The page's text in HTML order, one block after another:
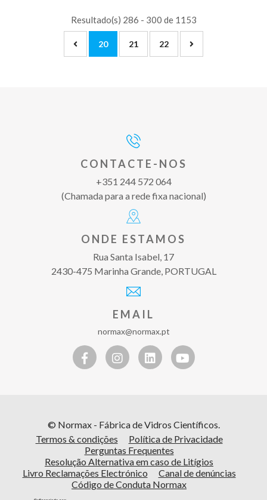
Resultado(s) 286 - 300 de 1153
20 21 22
CONTACTE-NOS
+351 244 572 064
(Chamada para a rede fixa nacional)
ONDE ESTAMOS
Rua Santa Isabel, 17
2430-475 Marinha Grande, PORTUGAL
EMAIL
normax@normax.pt
© Normax - Fábrica de Vidros Científicos.
Termos & condições
Política de Privacidade
Perguntas Frequentes
Resolução Alternativa em caso de Litígios
Livro Reclamações Electrónico
Canal de denúncias
Código de Conduta Normax